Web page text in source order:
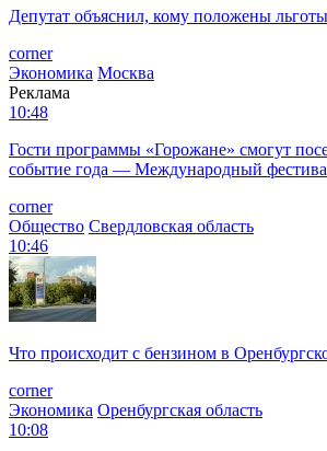
Депутат объяснил, кому положены
corner
Экономика Москва
Реклама
10:48
Гости программы «Горожане» смогут
событие года — Международный
corner
Общество Свердловская область
10:46
Что происходит с бензином в
corner
Экономика Оренбургская область
10:08